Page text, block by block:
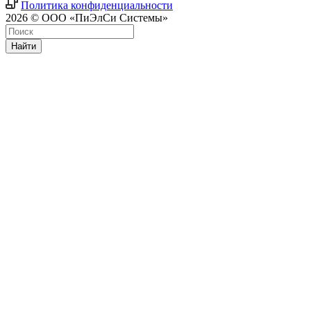
Политика конфиденциальности
2026 © ООО «ПиЭлСи Системы»
Найти